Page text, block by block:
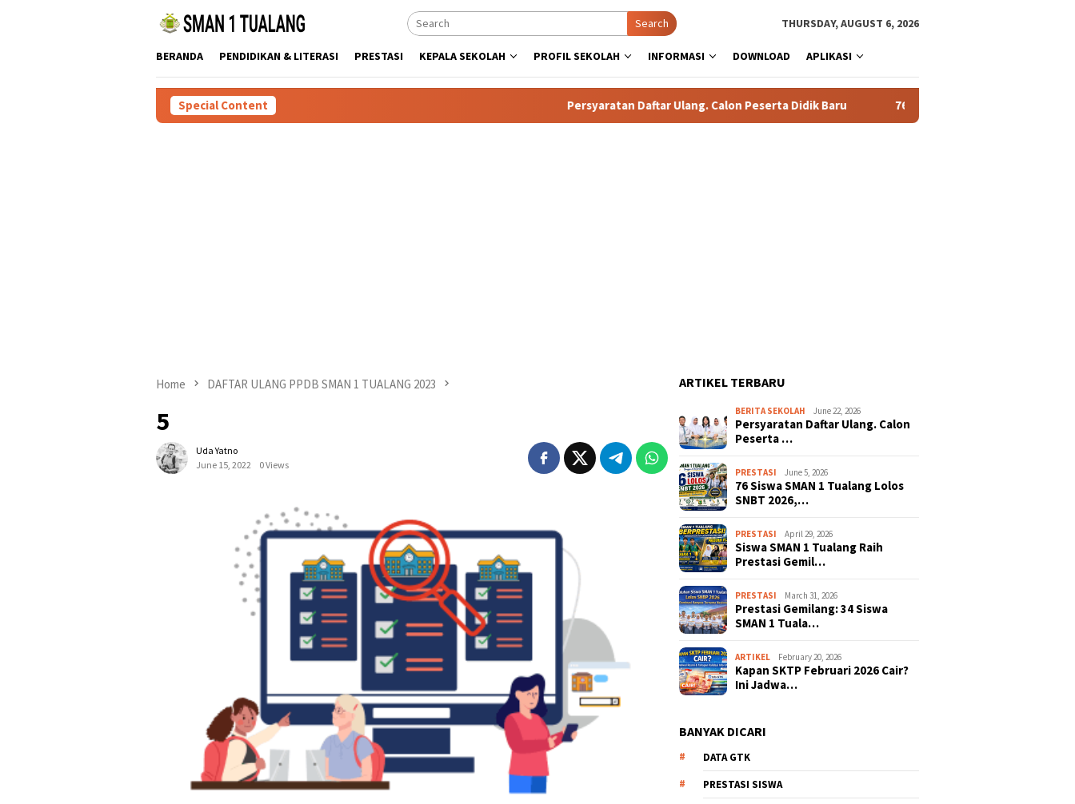
Search THURSDAY, AUGUST 6, 2026
BERANDA PENDIDIKAN & LITERASI PRESTASI KEPALA SEKOLAH PROFIL SEKOLAH INFORMASI DOWNLOAD APLIKASI
Special Content Persyaratan Daftar Ulang. Calon Peserta Didik Baru 76 Siswa SMAN 1 Tualang Lolos
Home DAFTAR ULANG PPDB SMAN 1 TUALANG 2023
5
Uda Yatno
June 15, 2022
0 Views
ARTIKEL TERBARU
BERITA SEKOLAH June 22, 2026
Persyaratan Daftar Ulang. Calon
Peserta …
PRESTASI June 5, 2026
76 Siswa SMAN 1 Tualang Lolos
SNBT 2026,…
PRESTASI April 29, 2026
Siswa SMAN 1 Tualang Raih
Prestasi Gemil…
PRESTASI March 31, 2026
Prestasi Gemilang: 34 Siswa
SMAN 1 Tuala…
ARTIKEL February 20, 2026
Kapan SKTP Februari 2026 Cair?
Ini Jadwa…
BANYAK DICARI
DATA GTK
PRESTASI SISWA